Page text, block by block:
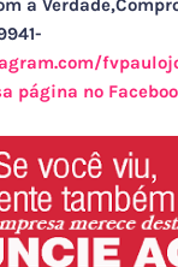
a
página no